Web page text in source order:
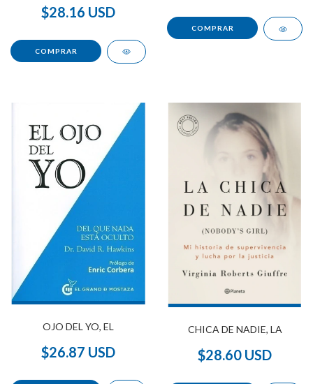
$28.16 USD
OJO DEL YO, EL
$26.87 USD
CHICA DE NADIE, LA
$28.60 USD